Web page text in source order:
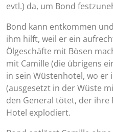
evtl.) da, um Bond
Bond kann entkommen
ihm hilft, weil er ein
Ölgeschäfte mit Bösen
mit Camille (die übrigens
in sein Wüstenhotel, wo er
(ausgesetzt in der Wüste
den General tötet, der ihre
Hotel explodiert.